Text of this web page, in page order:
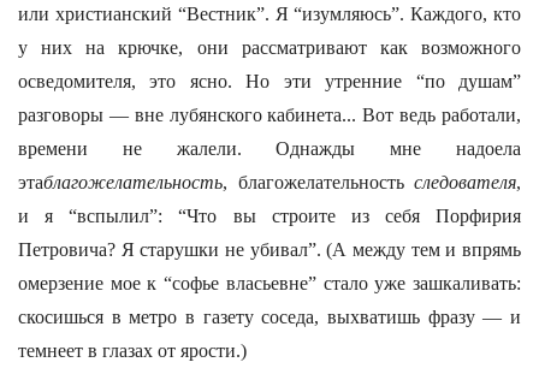
или христианский “Вестник”. Я “изумляюсь”. Каждого, кто
у них на крючке, они рассматривают как возможного
осведомителя, это ясно. Но эти утренние “по душам”
разговоры — вне лубянского кабинета... Вот ведь работали,
времени не жалели. Однажды мне надоела
этаблагожелательность, благожелательность следователя,
и я “вспылил”: “Что вы строите из себя Порфирия
Петровича? Я старушки не убивал”. (А между тем и впрямь
омерзение мое к “софье власьевне” стало уже зашкаливать:
скосишься в метро в газету соседа, выхватишь фразу — и
темнеет в глазах от ярости.)